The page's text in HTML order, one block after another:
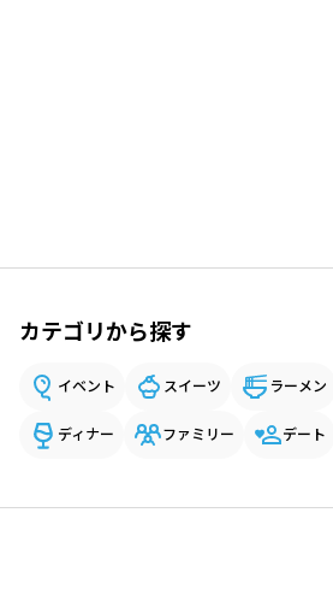
カテゴリから探す
イベント スイーツ ラーメン
ディナー ファミリー デート